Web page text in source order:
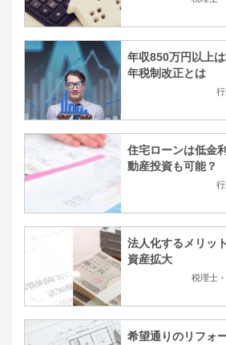
年収850万円以上
年税制改正とは
住宅ローンは低金
動産投資も可能？
法人化するメリ
資産拡大
税理士
希望通りのリフォ